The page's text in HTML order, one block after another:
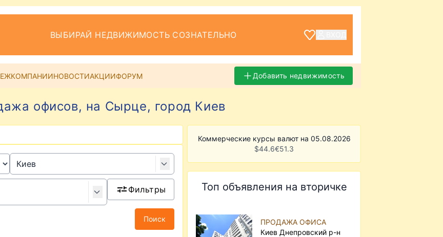
ВЫБИРАЙ НЕДВИЖИМОСТЬ СОЗНАТЕЛЬНО
КОМПАНИИНОВОСТИАКЦИИФОРУМ Добавить недвижимость
офисов, на Сырце, город Киев
Фильтры
Поиск
Коммерческие курсы валют на 05.08.2026
$44.6€51.3
Топ объявления на вторичке
ПРОДАЖА ОФИСА
Киев Днепровский р-н